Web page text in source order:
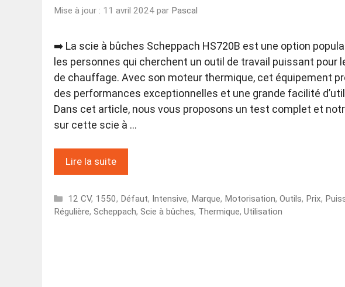
Mise à jour : 11 avril 2024 par Pascal
➡️ La scie à bûches Scheppach HS720B est une option
les personnes qui cherchent un outil de travail puissant pour
de chauffage. Avec son moteur thermique, cet équipement
des performances exceptionnelles et une grande facilité
Dans cet article, nous vous proposons un test complet et
sur cette scie à …
Lire la suite
Catégories
12 CV, 1550, Défaut, Intensive, Marque, Motorisation,Outils, Prix,
Régulière, Scheppach, Scie à bûches, Thermique, Utilisation